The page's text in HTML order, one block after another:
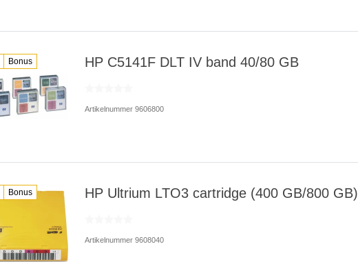
Bonus HP C5141F DLT IV band 40/80 GB
Artikelnummer 9606800
Bonus HP Ultrium LTO3 cartridge (400 GB/800 GB)
Artikelnummer 9608040